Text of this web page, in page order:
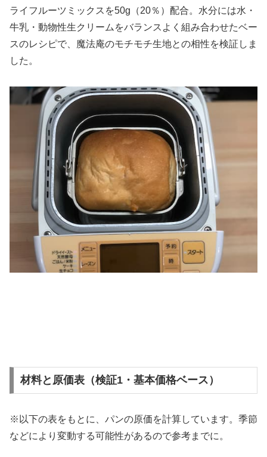
ライフルーツミックスを50g（20％）配合。水分には水・
牛乳・動物性生クリームをバランスよく組み合わせたベー
スのレシピで、魔法庵のモチモチ生地との相性を検証しま
した。
材料と原価表（検証1・基本価格ベース）
※以下の表をもとに、パンの原価を計算しています。季節
などにより変動する可能性があるので参考までに。